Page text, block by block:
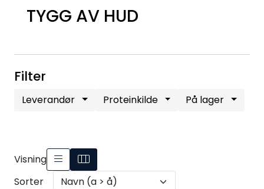
TYGG AV HUD
Filter
Leverandør Proteinkilde På lager
Visning
Sorter
Hunter
Forhandlersøk